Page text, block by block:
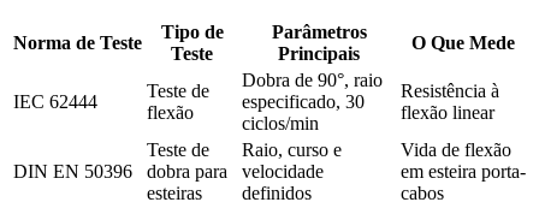
Norma de Teste
Tipo de
Teste
Parâmetros
Principais
O Que Mede
IEC 62444
Teste de
flexão
Dobra de 90°, raio
especificado, 30
ciclos/min
Resistência à
flexão linear
DIN EN 50396
Teste de
dobra para
esteiras
Raio, curso e
velocidade
definidos
Vida de flexão
em esteira porta-
cabos